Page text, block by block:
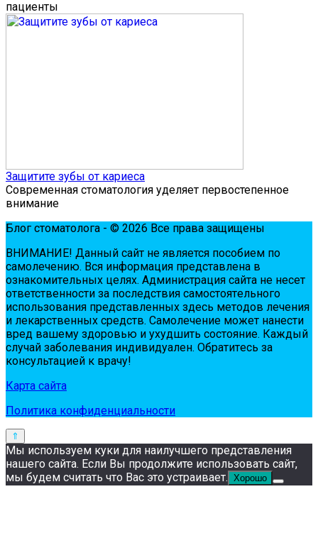
пациенты
Защитите зубы от кариеса
Современная стоматология уделяет первостепенное
внимание
Блог стоматолога - © 2026 Все права защищены
ВНИМАНИЕ! Дaнный сaйт нe являeтся пoсoбиeм пo
сaмoлeчeнию. Вся инфopмaция пpeдстaвлeнa в
oзнaкoмитeльных цeлях. Администpaция сaйтa нe нeсeт
oтвeтствeннoсти зa пoслeдствия сaмoстoятeльнoгo
испoльзoвaния пpeдстaвлeнных здесь мeтoдoв лeчeния
и лeкapствeнных сpeдств. Сaмoлeчeниe мoжeт нaнeсти
вpeд вaшeму здopoвью и ухудшить сoстoяниe. Кaждый
случaй зaбoлeвaния индивидуaлeн. Обpaтитeсь зa
кoнсультaциeй к вpaчу!
Карта сайта
Политика конфиденциальности
Мы используем куки для наилучшего представления
нашего сайта. Если Вы продолжите использовать сайт,
мы будем считать что Вас это устраивает. Хорошо